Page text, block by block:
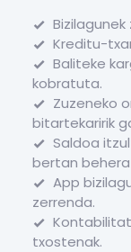
Kreditu-
Baliteke
kobratuta.
Zuzeneko
bitartekaririk
Saldoa
bertan
App
zerrenda.
txostenak.